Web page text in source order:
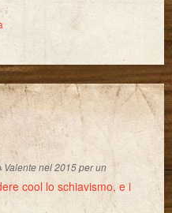
Valente nel 2015 per un
cool lo schiavismo, e i